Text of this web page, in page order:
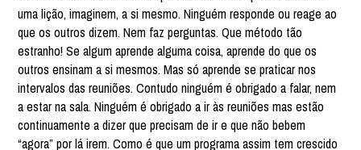
uma lição, imaginem, a si mesmo. Ninguém responde ou reage ao
que os outros dizem. Nem faz perguntas. Que método tão
estranho! Se algum aprende alguma coisa, aprende do que os
outros ensinam a si mesmos. Mas só aprende se praticar nos
intervalos das reuniões. Contudo ninguém é obrigado a falar, nem
a estar na sala. Ninguém é obrigado a ir às reuniões mas estão
continuamente a dizer que precisam de ir e que não bebem
“agora” por lá irem. Como é que um programa assim tem crescido